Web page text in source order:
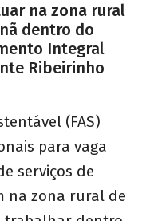
na zona rural
dentro do
Integral
Ribeirinho
(FAS)
para vaga
serviços de
na zona rural de